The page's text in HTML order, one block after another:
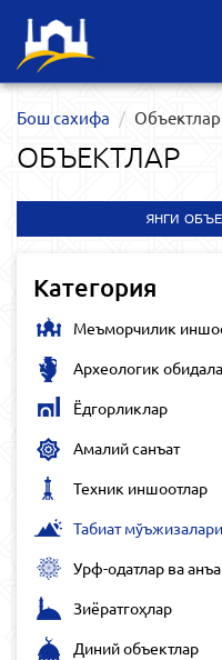
Бош сахифа Объектлар
ОБЪЕКТЛАР
ЯНГИ
Категория
Меъморчилик
Археологик
Ёдгорликлар
Амалий санъат
Техник иншоотлар
Табиат мўъжизалари
Урф-одатлар ва
Зиёратгоҳлар
Диний объектлар